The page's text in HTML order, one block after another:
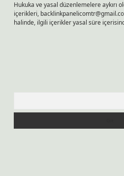
Hukuka ve yasal düzenlemelere aykırı
içerikleri,
halinde, ilgili içerikler yasal süre